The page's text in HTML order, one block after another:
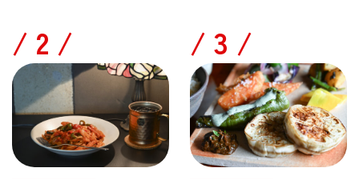
/ /